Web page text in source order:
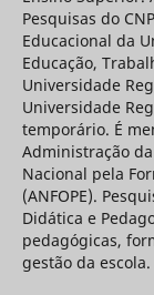
Pesquisas do
Educacional da
Educação,
Universidade
Universidade
temporário. É
Administração da
Nacional pela
(ANFOPE).
Didática e
pedagógicas,
gestão da escola.